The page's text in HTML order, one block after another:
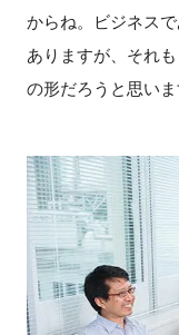
からね。ビジネス
ありますが、それ
の形だろうと思いま